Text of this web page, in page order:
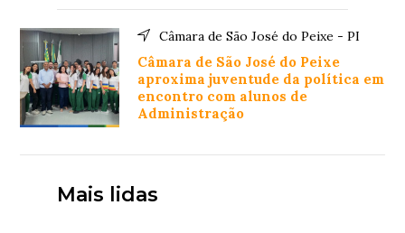
Câmara de São José do Peixe - PI
Câmara de São José do Peixe
aproxima juventude da política em
encontro com alunos de
Administração
Mais lidas